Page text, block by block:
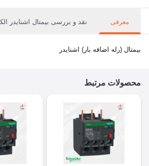
معرفی نقد و بررسی بیمتال اشنایدر
بیمتال (رله اضافه بار) اشنایدر
محصولات مرتبط